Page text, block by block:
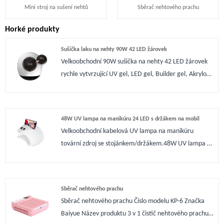
Mini stroj na sušení nehtů Sběrač nehtového prachu
Horké produkty
Sušička laku na nehty 90W 42 LED žárovek
Velkoobchodní 90W sušička na nehty 42 LED žárovek
rychle vytvrzující UV gel, LED gel, Builder gel, Akrylový
nehty. Jedná se o chytrou UV lampu s paměťovou
funkcí, která si pamatuje poslední dobu sušení. Také
režim nízké teploty 120s hodně pomůže vašemu
jsou lepší než ty na trhu.
48W UV lampa na manikúru 24 LED s držákem na mobil
Velkoobchodní kabelová UV lampa na manikúru
tovární zdroj se stojánkem/držákem.48W UV lampa na
pro profesionální manikérky i amatéry k vytvrzení UV
builderů a výroby led gelů.
Sběrač nehtového prachu
Sběrač nehtového prachu Číslo modelu KP-6 Značka
Baiyue Název produktu 3 v 1 čistič nehtového prachu